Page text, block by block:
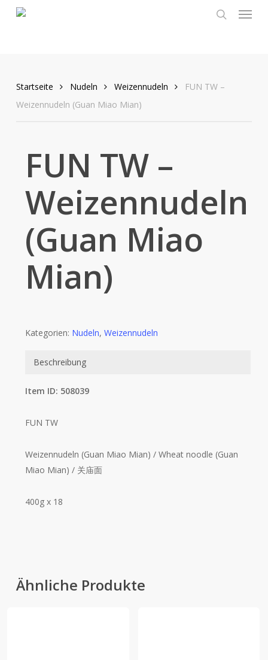
Menu
Startseite Nudeln Weizennudeln
FUN TW –
Weizennudeln (Guan Miao Mian)
FUN TW –
Weizennudeln
(Guan Miao
Mian)
Kategorien: Nudeln, Weizennudeln
Beschreibung
Item ID: 508039
FUN TW
Weizennudeln (Guan Miao Mian) / Wheat noodle (Guan
Miao Mian) / 关庙面
400g x 18
Ähnliche Produkte